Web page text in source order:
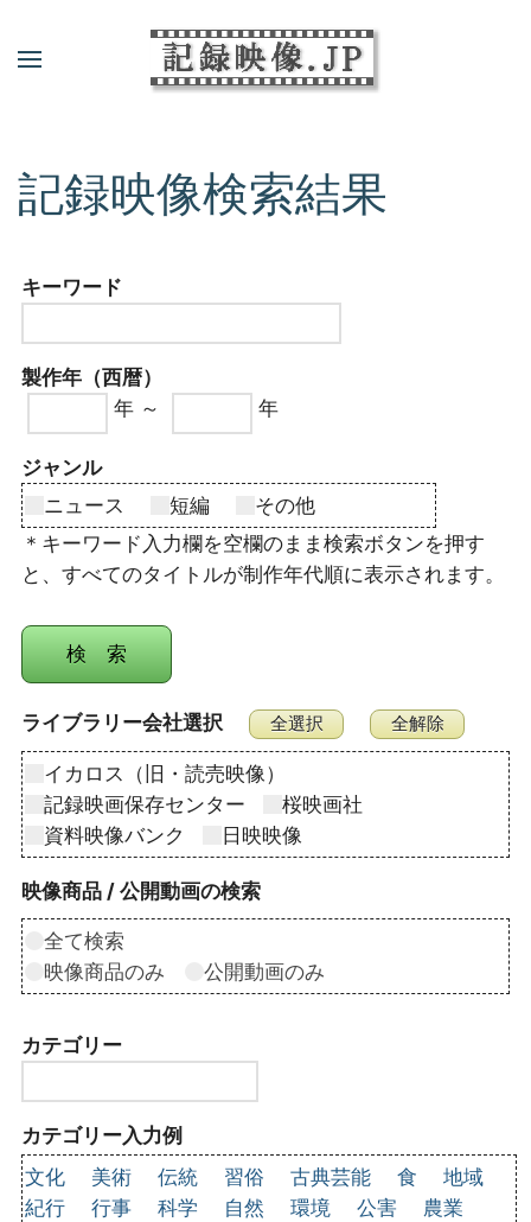
記録映像検索結果
キーワード
製作年（西暦）
年 ～
年
ジャンル
ニュース
短編
その他
＊キーワード入力欄を空欄のまま検索ボタンを押す
と、すべてのタイトルが制作年代順に表示されます。
ライブラリー会社選択
イカロス（旧・読売映像）
記録映画保存センター
桜映画社
資料映像バンク
日映映像
映像商品 / 公開動画の検索
全て検索
映像商品のみ
公開動画のみ
カテゴリー
カテゴリー入力例
文化
美術 伝統 習俗 古典芸能 食
地域
紀行
行事 科学 自然 環境 公害
農業